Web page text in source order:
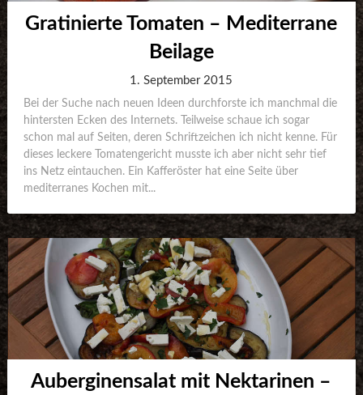
Gratinierte Tomaten – Mediterrane
Beilage
1. September 2015
Bei der Suche nach neuen Ideen durchforste ich manchmal die
hintersten Ecken des Internets. Teilweise schaue ich sogar
schon mal auf Seiten, deren Schriftzeichen ich nicht kenne. Für
dieses leckere Tomatengericht musste ich aber nicht sehr tief
ins Netz eintauchen. Ein Kafferöster hat eine Seite über
mediterranes Kochen mit...
Auberginensalat mit Nektarinen –